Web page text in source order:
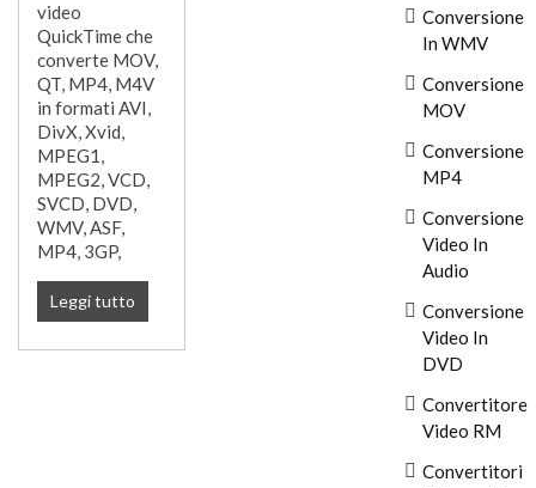
video
QuickTime che
converte MOV,
QT, MP4, M4V
in formati AVI,
DivX, Xvid,
MPEG1,
MPEG2, VCD,
SVCD, DVD,
WMV, ASF,
MP4, 3GP,
Leggi tutto
Conversione
In WMV
Conversione
MOV
Conversione
MP4
Conversione
Video In
Audio
Conversione
Video In
DVD
Convertitore
Video RM
Convertitori